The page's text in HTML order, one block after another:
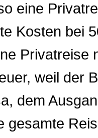
eine
Kosten bei
Privatreise
weil der
dem
gesamte